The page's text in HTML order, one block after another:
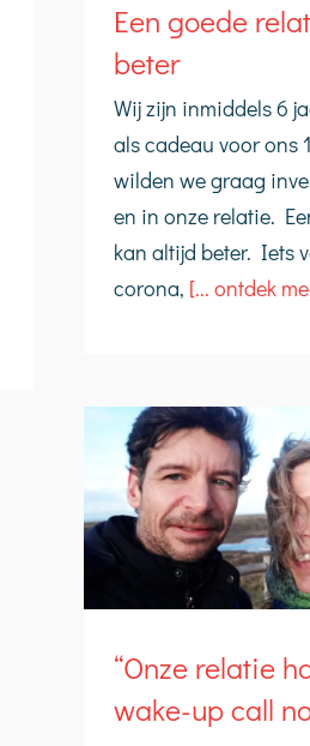
Een goede
beter
Wij zijn inmiddels 6
als cadeau voor ons
wilden we graag
en in onze relatie.
kan altijd beter. Iets
corona, [... ontdek
“Onze relatie
wake-up call